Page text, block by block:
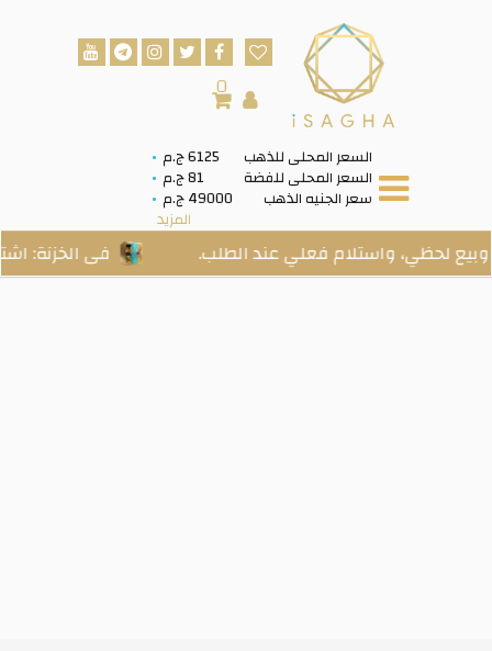
السعر المحلى للذهب 6125 ج.م
السعر المحلى للفضة 81 ج.م
سعر الجنيه الذهب 49000 ج.م
المزيد
0
فى الخزنة: اشتري ذهب فعلي عند الطلب.